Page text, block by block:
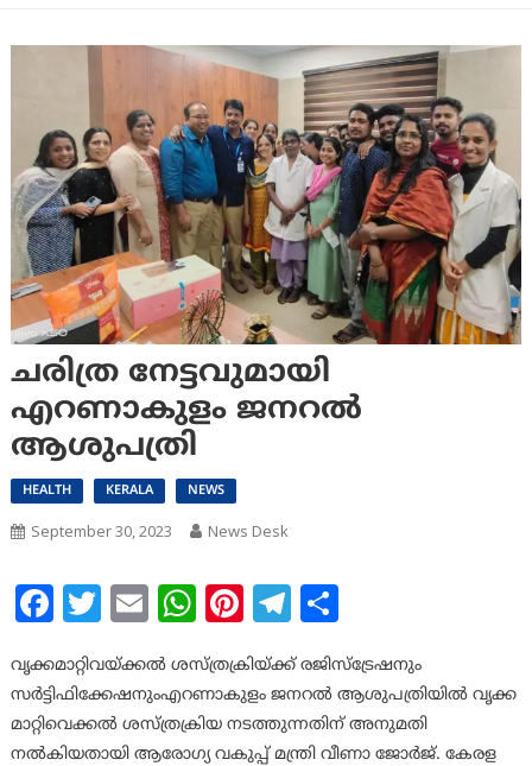
ചരിത്ര നേട്ടവുമായി
എറണാകുളം ജനറല്‍
ആശുപത്രി
HEALTH KERALA NEWS
September 30, 2023 News Desk
Facebook
Twitter
EmailWhatsApp
Pinterest
Telegram
Share
വൃക്കമാറ്റിവയ്ക്കല്‍ ശസ്ത്രക്രിയ്ക്ക് രജിസ്‌ട്രേഷനും
സര്‍ട്ടിഫിക്കേഷനുംഎറണാകുളം ജനറല്‍ ആശുപത്രിയില്‍ വൃക്ക
മാറ്റിവെക്കല്‍ ശസ്ത്രക്രിയ നടത്തുന്നതിന് അനുമതി
നല്‍കിയതായി ആരോഗ്യ വകുപ്പ് മന്ത്രി വീണാ ജോര്‍ജ്. കേരള